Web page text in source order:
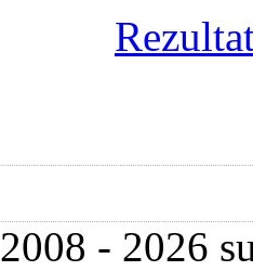
- 2026